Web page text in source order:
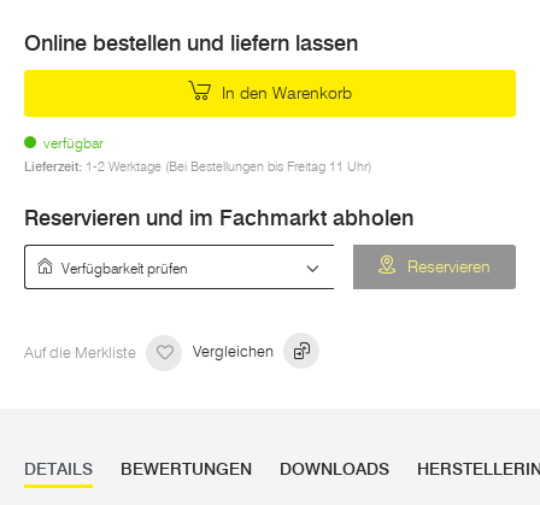
Online bestellen und liefern lassen
In den Warenkorb
verfügbar
Lieferzeit: 1-2 Werktage (Bei Bestellungen bis Freitag 11 Uhr)
Reservieren und im Fachmarkt abholen
Reservieren
Auf die Merkliste Vergleichen
DETAILS BEWERTUNGEN DOWNLOADS